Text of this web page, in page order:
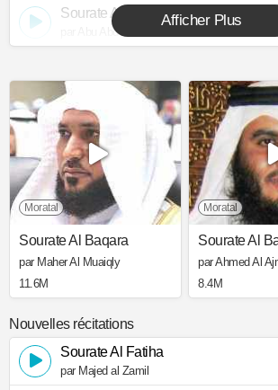
Sourate Ash Sharh
par Abu Abdullah Al Mudhaffar
Afficher Plus
Moratal
Sourate Al Baqara
par Maher Al Muaiqly
11.6M
Moratal
Sourate Al
par Ahmed Al
8.4M
Nouvelles récitations
Sourate Al Fatiha
par Majed al Zamil